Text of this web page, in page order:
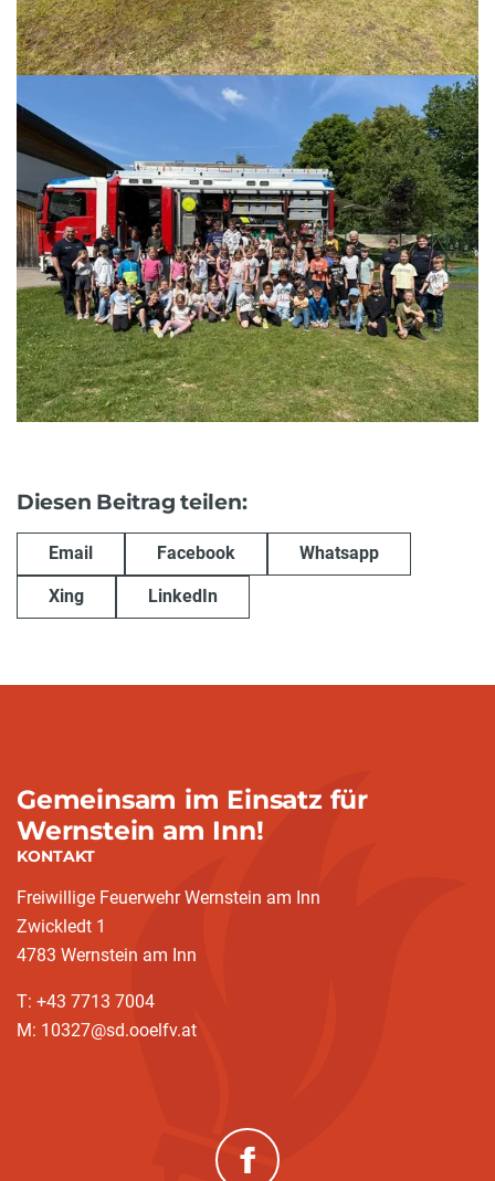
Diesen Beitrag teilen:
Email Facebook Whatsapp
Xing LinkedIn
Gemeinsam im Einsatz für
Wernstein am Inn!
KONTAKT
Freiwillige Feuerwehr Wernstein am Inn
Zwickledt 1
4783 Wernstein am Inn
T: +43 7713 7004
M: 10327@sd.ooelfv.at